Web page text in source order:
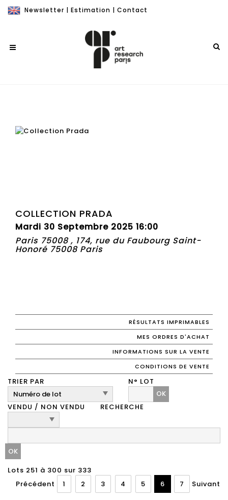
Newsletter | Estimation | Contact
COLLECTION PRADA
Mardi 30 Septembre 2025 16:00
Paris 75008 , 174, rue du Faubourg Saint-
Honoré 75008 Paris
RÉSULTATS IMPRIMABLES
MES ORDRES D'ACHAT
INFORMATIONS SUR LA VENTE
CONDITIONS DE VENTE
TRIER PAR
N° LOT
OK
VENDU / NON VENDU
RECHERCHE
Lots 251 à 300 sur 333
Précédent
1 2 3 4 5 6 7 Suivant